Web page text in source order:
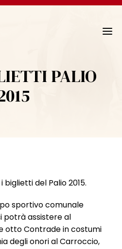
N
PALIO
del Palio 2015.
sportivo comunale
potrà assistere al
otto Contrade in costumi
degli onori al Carroccio,